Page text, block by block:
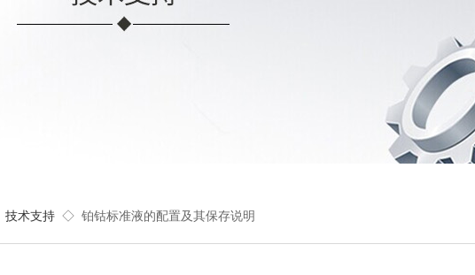
技术支持 ◇ 铂钴标准液的配置及其保存说明